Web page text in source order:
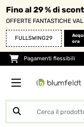
Fino al 29 % di
OFFERTE FANTASTICHE
FULLSWING29
ora
Pagamenti flessibili